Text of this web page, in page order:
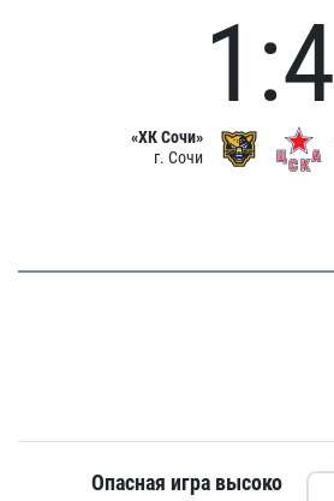
«ХК Сочи»
г. Сочи
1:4
Опасная игра высоко